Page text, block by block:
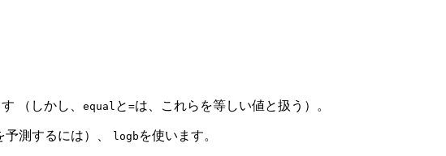
（しかし、 equal と =は、これらを等しい値と扱う）。
測するには）、 logb を使います。